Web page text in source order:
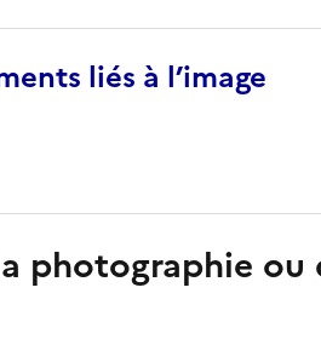
liés à l’image
photographie ou